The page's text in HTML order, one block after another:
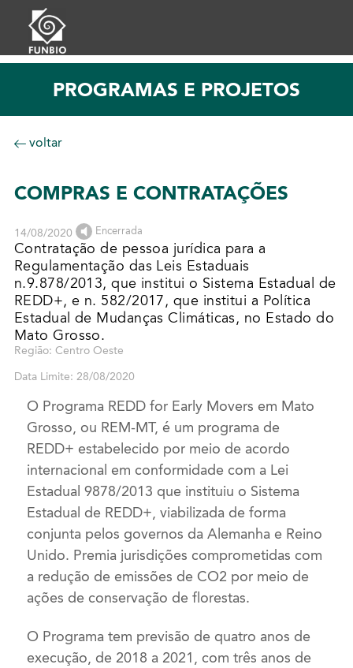
PROGRAMAS E PROJETOS
voltar
COMPRAS E CONTRATAÇÕES
14/08/2020 Encerrada
Contratação de pessoa jurídica para a
Regulamentação das Leis Estaduais
n.9.878/2013, que institui o Sistema Estadual de
REDD+, e n. 582/2017, que institui a Política
Estadual de Mudanças Climáticas, no Estado do
Mato Grosso.
Região: Centro Oeste
Data Limite: 28/08/2020
O Programa REDD for Early Movers em Mato
Grosso, ou REM-MT, é um programa de
REDD+ estabelecido por meio de acordo
internacional em conformidade com a Lei
Estadual 9878/2013 que instituiu o Sistema
Estadual de REDD+, viabilizada de forma
conjunta pelos governos da Alemanha e Reino
Unido. Premia jurisdições comprometidas com
a redução de emissões de CO2 por meio de
ações de conservação de florestas.
O Programa tem previsão de quatro anos de
execução, de 2018 a 2021, com três anos de